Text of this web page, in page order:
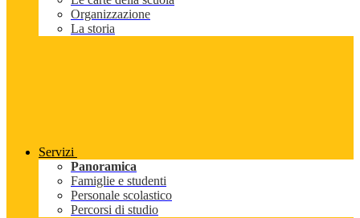
Organizzazione
La storia
Servizi
Panoramica
Famiglie e studenti
Personale scolastico
Percorsi di studio